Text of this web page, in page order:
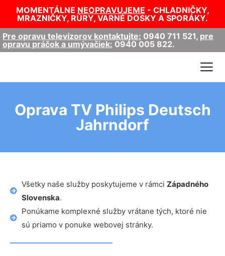
MOMENTÁLNE NEOPRAVUJEME - CHLADNIČKY,
MRAZNIČKY, RÚRY, VARNÉ DOSKY A SPORÁKY.
Pre opravu televízorov kontaktujte: 0940 711 521, pre
opravu práčok a umývačiek: 0940 005 822.
Oprava TV Philips Deutsch
Jahrndorf
Všetky naše služby poskytujeme v rámci Západného
Slovenska.
Ponúkame komplexné služby vrátane tých, ktoré nie
sú priamo v ponuke webovej stránky.